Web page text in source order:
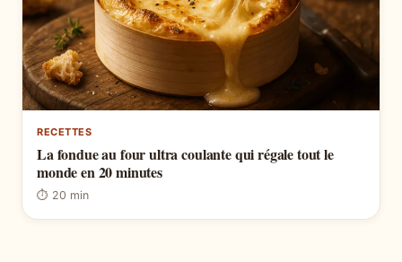
RECETTES
La fondue au four ultra coulante qui régale tout le
monde en 20 minutes
⏱ 20 min